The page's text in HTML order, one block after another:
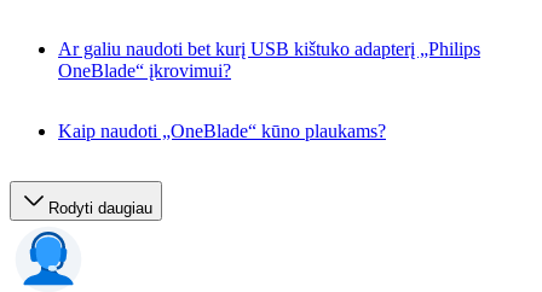
Ar galiu naudoti bet kurį USB kištuko adapterį „Philips
OneBlade“ įkrovimui?
Kaip naudoti „OneBlade“ kūno plaukams?
Rodyti daugiau